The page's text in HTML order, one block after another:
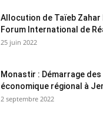
Allocution de Taïeb Zahar
Forum International de
25 juin 2022
Monastir : Démarrage
économique régional à
2 septembre 2022